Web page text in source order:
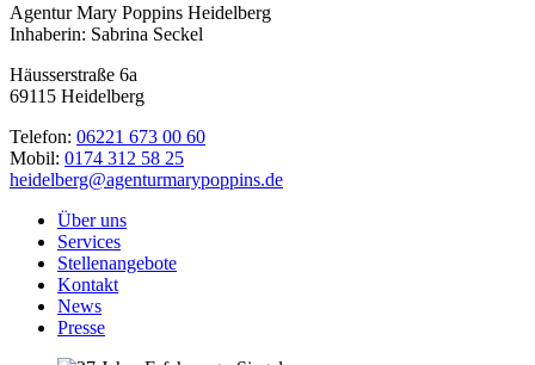
Agentur Mary Poppins Heidelberg
Inhaberin: Sabrina Seckel
Häusserstraße 6a
69115 Heidelberg
Telefon: 06221 673 00 60
Mobil: 0174 312 58 25
heidelberg@agenturmarypoppins.de
Über uns
Services
Stellenangebote
Kontakt
News
Presse